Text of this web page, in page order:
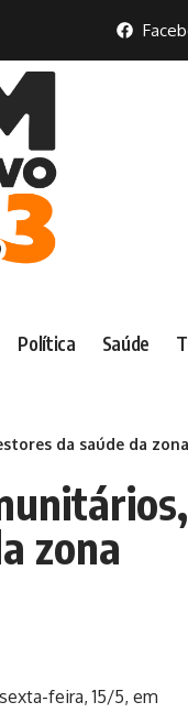
Política Saúde
da saúde da zona
zona
feira, 15/5, em